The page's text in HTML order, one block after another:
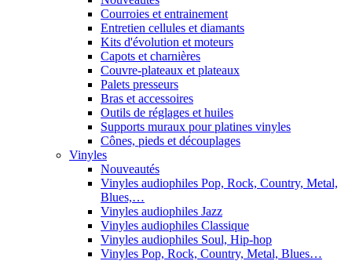
Courroies et entrainement
Entretien cellules et diamants
Kits d'évolution et moteurs
Capots et charnières
Couvre-plateaux et plateaux
Palets presseurs
Bras et accessoires
Outils de réglages et huiles
Supports muraux pour platines vinyles
Cônes, pieds et découplages
Vinyles
Nouveautés
Vinyles audiophiles Pop, Rock, Country, Metal,
Blues,…
Vinyles audiophiles Jazz
Vinyles audiophiles Classique
Vinyles audiophiles Soul, Hip-hop
Vinyles Pop, Rock, Country, Metal, Blues…